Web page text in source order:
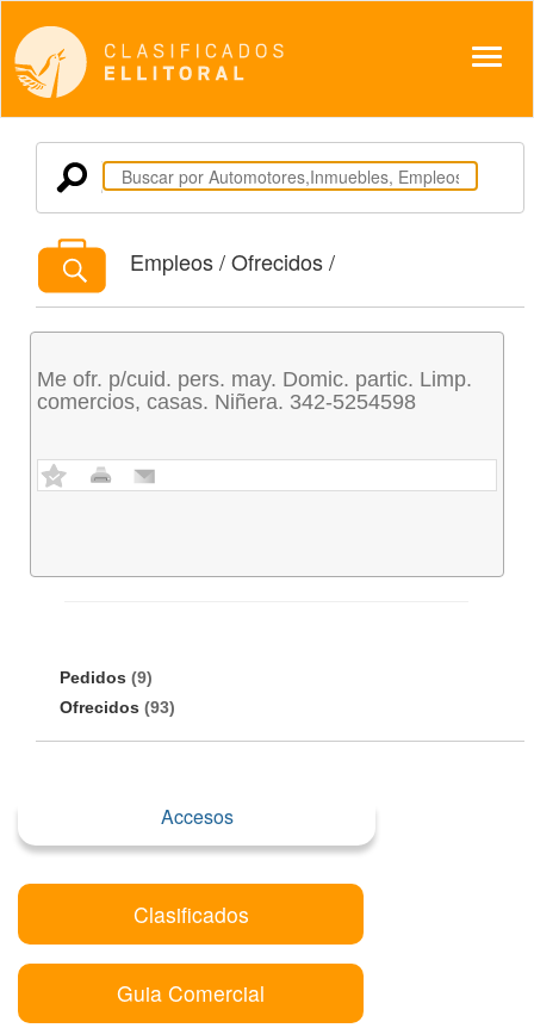
Empleos / Ofrecidos /
Me ofr. p/cuid. pers. may. Domic. partic. Limp.
comercios, casas. Niñera. 342-5254598
Pedidos (9)
Ofrecidos (93)
Accesos
Clasificados
Guia Comercial